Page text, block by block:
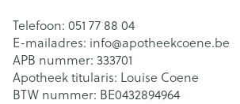
Telefoon: 051 77 88 04
E-mailadres: info@apotheekcoene.be
APB nummer: 333701
Apotheek titularis: Louise Coene
BTW nummer: BE0432894964